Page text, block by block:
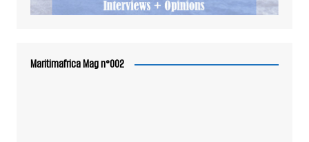
Maritimafrica Mag n°002